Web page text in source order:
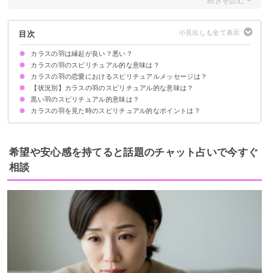
目次
カラスの羽は縁起が良い？悪い？
カラスの羽のスピリチュアル的な意味は？
①神様からのメッセージ
②幸運が訪れるサイン
③成功の前兆
カラスの羽の恋愛におけるスピリチュアルメッセージは？
ツインレイとの関係性の変化
恋愛における進展
【状況別】カラスの羽のスピリチュアル的な意味は？
カラスの羽を拾うスピリチュアル的意味
カラスの羽が落ちている時のスピリチュアル的意味
カラスの羽と神社で出会った時のスピリチュアル的意味
黒い羽のスピリチュアル的意味は？
①あなたを守護するというメッセージ
②幸運が舞い込む前触れ
③あなたが飛躍するサイン
カラスの羽を見た時のスピリチュアル的なポイントは？
拾って飾ると運気UP
飾る際のポイント・注意点
希望や安心感を持てると話題のチャット占いで今すぐ
相談